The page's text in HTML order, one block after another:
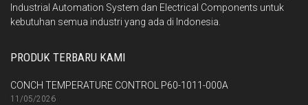
Industrial Automation System dan Electrical Components untuk
kebutuhan semua industri yang ada di Indonesia.
PRODUK TERBARU KAMI
CONCH TEMPERATURE CONTROL P60-1011-000A
11/05/2026